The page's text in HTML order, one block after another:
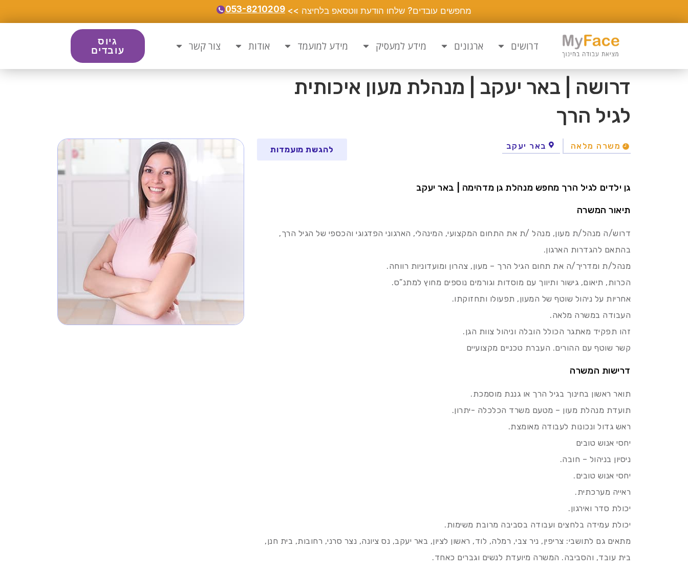
מחפשים עובדים? שלחו הודעת ווטסאפ בלחיצה >> 053-8210209
דרושים ארגונים מידע למעסיק מידע למועמד אודות צור קשר
גיוס
עובדים
דרושה | באר יעקב | מנהלת מעון איכותית
לגיל הרך
משרה מלאה באר יעקב להגשת מועמדות
גן ילדים לגיל הרך מחפש מנהלת גן מדהימה | באר יעקב
תיאור המשרה
דרוש/ה מנהל/ת מעון, מנהל /ת את התחום המקצועי, המינהלי, הארגוני הפדגוגי והכספי של הגיל הרך,
בהתאם להגדרות הארגון.
מנהל/ת ומדריך/ה את תחום הגיל הרך – מעון, צהרון ומועדוניות רווחה.
הכרות, תיאום, גישור ותיווך עם מוסדות וגורמים נוספים מחוץ למתנ”ס.
אחריות על ניהול שוטף של המעון, תפעולו ותחזוקתו.
העבודה במשרה מלאה.
זהו תפקיד מאתגר הכולל הובלה וניהול צוות הגן.
קשר שוטף עם ההורים. העברת טכניים מקצועיים
דרישות המשרה
תואר ראשון בחינוך בגיל הרך או גננת מוסמכת.
תועדת מנהלת מעון – מטעם משרד הכלכלה -יתרון.
ראש גדול ונכונות לעבודה מאומצת.
יחסי אנוש טובים
ניסיון בניהול – חובה.
יחסי אנוש טובים.
ראייה מערכתית.
יכולת סדר ואירגון.
יכולת עמידה בלחצים ועבודה בסביבה מרובת משימות.
מתאים גם לתושבי: צריפין, ניר צבי, רמלה, לוד, ראשון לציון, באר יעקב, נס ציונה, נצר סרני, רחובות, בית חנן,
בית עובד, והסביבה. המשרה מיועדת לנשים וגברים כאחד.